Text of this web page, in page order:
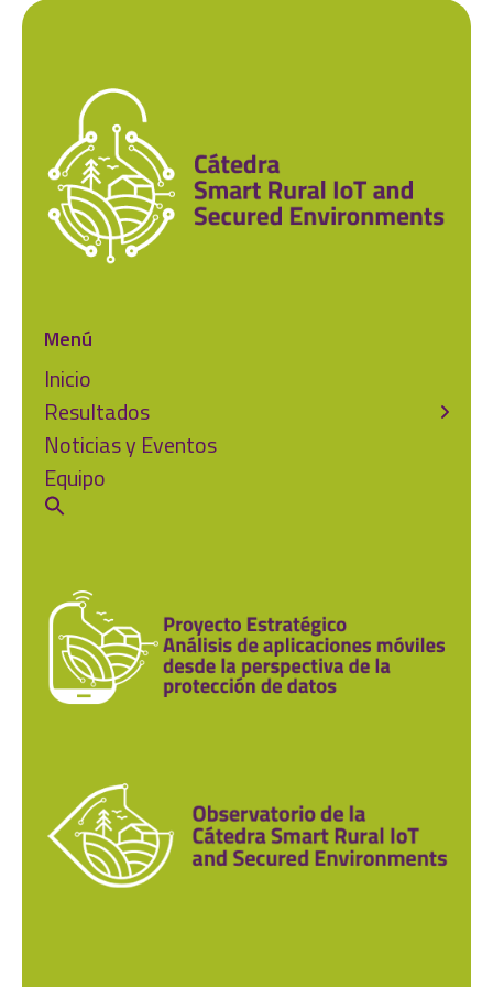
y posgrado, así como en la formación
el artículo 1 conforme al Real Decreto
convenios de la UNED con los Centros
Asociados a la misma.
Menú
Inicio
Resultados
Noticias y Eventos
Equipo